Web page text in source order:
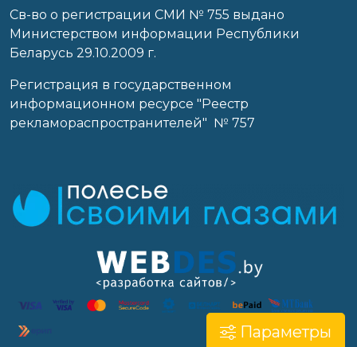
Параметры
Св-во о регистрации СМИ № 755 выдано
Министерством информации Республики
Беларусь 29.10.2009 г.
Регистрация в государственном
информационном ресурсе "Реестр
рекламораспространителей" № 757